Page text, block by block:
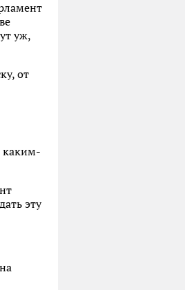
уж,
от
каким-
эту